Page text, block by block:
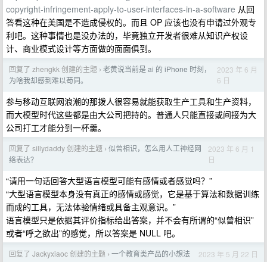
copyright-infringement-apply-to-user-interfaces-in-a-software 从回
答看这种在美国是不造成侵权的。而且 OP 应该也没有申请过外观专
利吧。这种事情也是没办法的，毕竟独立开发者很难从知识产权设
计、商业模式设计等方面做的面面俱到。
回复了 zhengkk 创建的主题 › 老黄说当前是 ai 的 iPhone 时刻，
为啥我却感到难以苟同。
2023 年 6 月
6 日
参与移动互联网浪潮的那拨人很容易就能获取生产工具和生产资料，
而大模型时代这些都是由大公司把持的。普通人只能直接或间接为大
公司打工才能分到一杯羹。
回复了 sillydaddy 创建的主题 › 似曾相识，怎么用人工神经网
络表达？
2023 年 6 月 1
日
“请用一句话回答大型语言模型可能有感情或者感觉吗？”
“大型语言模型本身没有真正的感情或感觉，它是基于算法和数据训练
而成的工具，无法体验情绪或具备主观意识。”
语言模型只是依据其评价指标给出答案，并不会有所谓的“似曾相识”
或者“呼之欲出”的感觉，所以答案是 NULL 吧。
回复了 Jackyxiaoc 创建的主题 › 一个教育类产品的小想法 2023 年 5 月 22 日